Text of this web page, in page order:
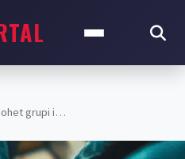
grupi i…